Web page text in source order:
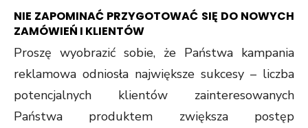
NIE ZAPOMINAĆ PRZYGOTOWAĆ SIĘ DO NOWYCH
ZAMÓWIEŃ I KLIENTÓW
Proszę wyobrazić sobie, że Państwa kampania
reklamowa odniosła największe sukcesy – liczba
potencjalnych klientów zainteresowanych
Państwa produktem zwiększa postęp